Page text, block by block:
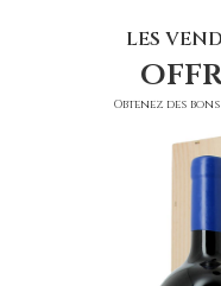
LES
Obtenez des